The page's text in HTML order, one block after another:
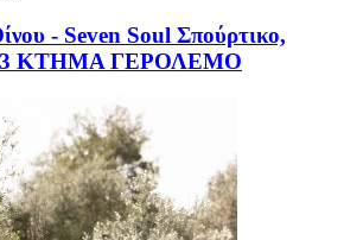
- Seven Soul Σπούρτικο,
ΚΤΗΜΑ ΓΕΡΟΛΕΜΟ